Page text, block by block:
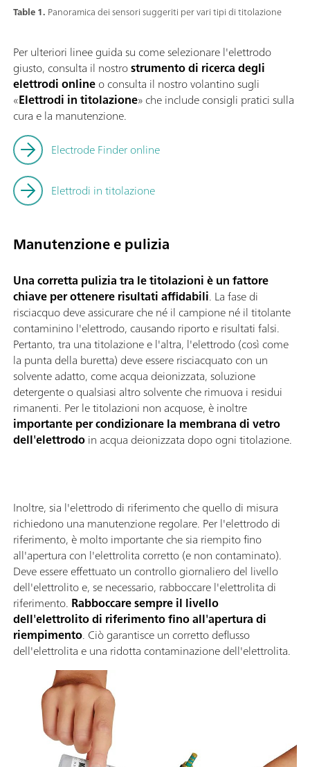
Table 1. Panoramica dei sensori suggeriti per vari tipi di titolazione
Per ulteriori linee guida su come selezionare l'elettrodo
giusto, consulta il nostrostrumento di ricerca degli
elettrodi onlineo consulta il nostro volantino sugli
«Elettrodi in titolazione» che include consigli pratici sulla
cura e la manutenzione.
Electrode Finder online
Elettrodi in titolazione
Manutenzione e pulizia
Una corretta pulizia tra le titolazioni è un fattore
chiave per ottenere risultati affidabili. La fase di
risciacquo deve assicurare che né il campione né il titolante
contaminino l'elettrodo, causando riporto e risultati falsi.
Pertanto, tra una titolazione e l'altra, l'elettrodo (così come
la punta della buretta) deve essere risciacquato con un
solvente adatto, come acqua deionizzata, soluzione
detergente o qualsiasi altro solvente che rimuova i residui
rimanenti. Per le titolazioni non acquose, è inoltre
importante per condizionare la membrana di vetro
dell'elettrodoin acqua deionizzata dopo ogni titolazione.
Inoltre, sia l'elettrodo di riferimento che quello di misura
richiedono una manutenzione regolare. Per l'elettrodo di
riferimento, è molto importante che sia riempito fino
all'apertura con l'elettrolita corretto (e non contaminato).
Deve essere effettuato un controllo giornaliero del livello
dell'elettrolito e, se necessario, rabboccare l'elettrolita di
riferimento. Rabboccare sempre il livello
dell'elettrolito di riferimento fino all'apertura di
riempimento. Ciò garantisce un corretto deflusso
dell'elettrolita e una ridotta contaminazione dell'elettrolita.